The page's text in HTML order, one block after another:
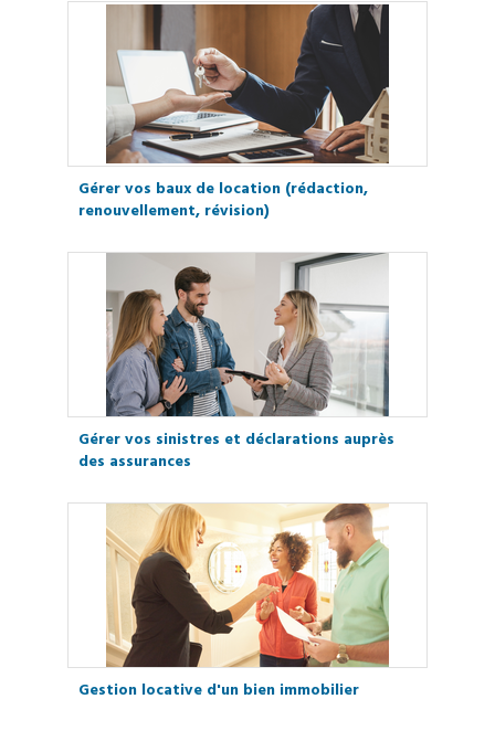
Gérer vos baux de location (rédaction,
renouvellement, révision)
Gérer vos sinistres et déclarations auprès
des assurances
Gestion locative d'un bien immobilier